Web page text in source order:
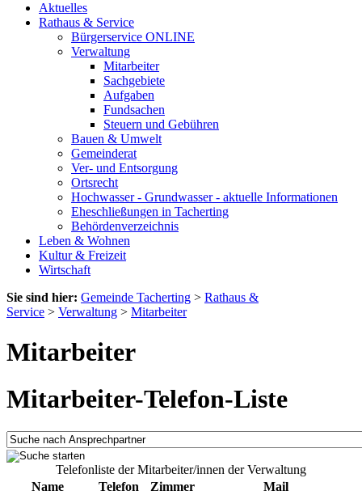
Aktuelles
Rathaus & Service
Bürgerservice ONLINE
Verwaltung
Mitarbeiter
Sachgebiete
Aufgaben
Fundsachen
Steuern und Gebühren
Bauen & Umwelt
Gemeinderat
Ver- und Entsorgung
Ortsrecht
Hochwasser - Grundwasser - aktuelle Informationen
Eheschließungen in Tacherting
Behördenverzeichnis
Leben & Wohnen
Kultur & Freizeit
Wirtschaft
Sie sind hier: Gemeinde Tacherting > Rathaus &
Service > Verwaltung > Mitarbeiter
Mitarbeiter
Mitarbeiter-Telefon-Liste
Telefonliste der Mitarbeiter/innen der Verwaltung
Name
Telefon Zimmer
Mail